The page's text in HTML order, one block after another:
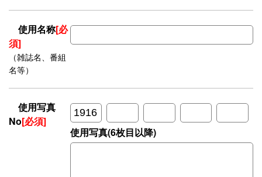
使用名称[必
須]
（雑誌名、番組
名等）
使用写真
No[必須]
使用写真(6枚目以降)